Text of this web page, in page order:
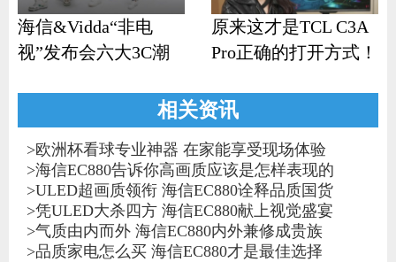
海信&Vidda“非电
视”发布会六大3C潮
原来这才是TCL C3A
Pro正确的打开方式！
相关资讯
>欧洲杯看球专业神器 在家能享受现场体验
>海信EC880告诉你高画质应该是怎样表现的
>ULED超画质领衔 海信EC880诠释品质国货
>凭ULED大杀四方 海信EC880献上视觉盛宴
>气质由内而外 海信EC880内外兼修成贵族
>品质家电怎么买 海信EC880才是最佳选择